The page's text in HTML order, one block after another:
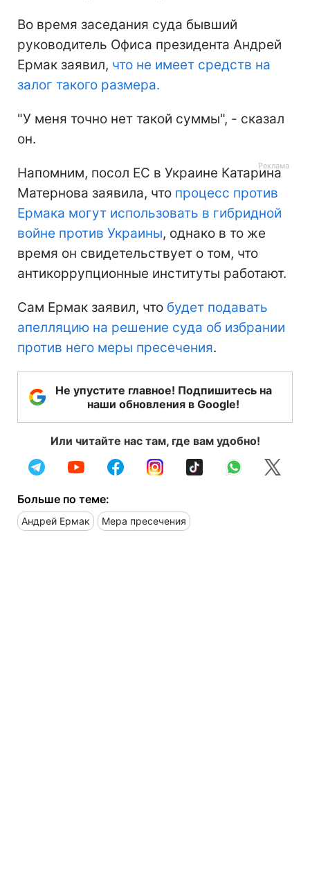
Во время заседания суда бывший
руководитель Офиса президента Андрей
Ермак заявил, что не имеет средств на
залог такого размера.
"У меня точно нет такой суммы", - сказал
он.
Напомним, посол ЕС в Украине Катарина
Матернова заявила, что процесс против
Ермака могут использовать в гибридной
войне против Украины, однако в то же
время он свидетельствует о том, что
антикоррупционные институты работают.
Сам Ермак заявил, что будет подавать
апелляцию на решение суда об избрании
против него меры пресечения.
Не упустите главное! Подпишитесь на
наши обновления в Google!
Или читайте нас там, где вам удобно!
Больше по теме:
Андрей Ермак Мера пресечения